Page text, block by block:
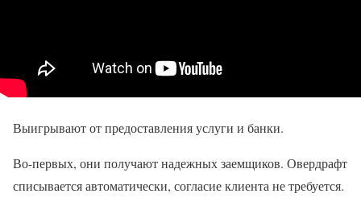
Выигрывают от предоставления услуги и банки.
Во-первых, они получают надежных заемщиков. Овердрафт
списывается автоматически, согласие клиента не требуется.